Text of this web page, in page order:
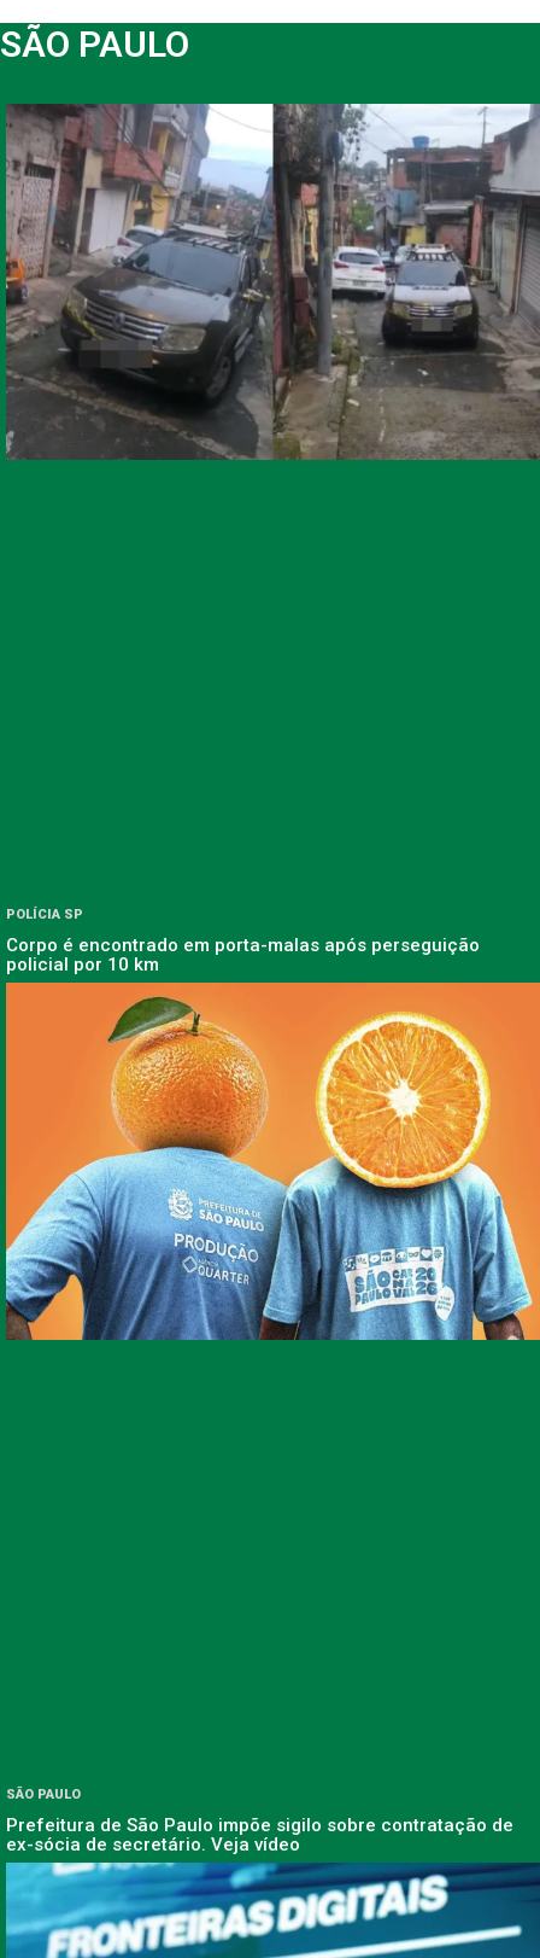
SÃO PAULO
POLÍCIA SP
Corpo é encontrado em porta-malas após perseguição
policial por 10 km
SÃO PAULO
Prefeitura de São Paulo impõe sigilo sobre contratação de
ex-sócia de secretário. Veja vídeo